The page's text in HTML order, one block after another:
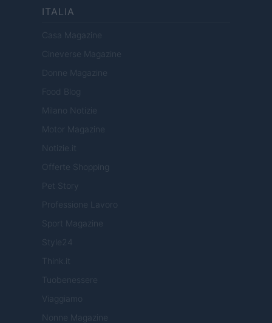
ITALIA
Casa Magazine
Cineverse Magazine
Donne Magazine
Food Blog
Milano Notizie
Motor Magazine
Notizie.it
Offerte Shopping
Pet Story
Professione Lavoro
Sport Magazine
Style24
Think.it
Tuobenessere
Viaggiamo
Nonne Magazine